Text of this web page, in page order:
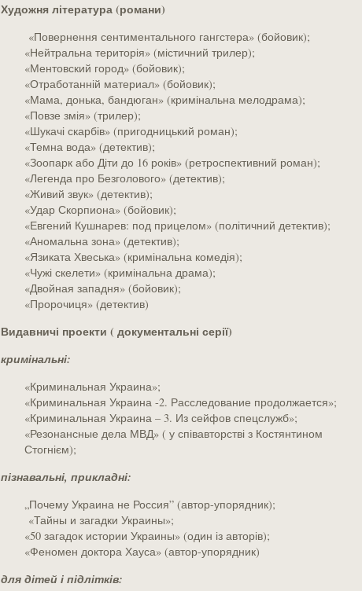
Художня література (романи)
«Повернення сентиментального гангстера» (бойовик);
«Нейтральна територія» (містичний трилер);
«Ментовский город» (бойовик);
«Отработанній материал» (бойовик);
«Мама, донька, бандюган» (кримінальна мелодрама);
«Повзе змія» (трилер);
«Шукачі скарбів» (пригодницький роман);
«Темна вода» (детектив);
«Зоопарк або Діти до 16 років» (ретроспективний роман);
«Легенда про Безголового» (детектив);
«Живий звук» (детектив);
«Удар Скорпиона» (бойовик);
«Евгений Кушнарев: под прицелом» (політичний детектив);
«Аномальна зона» (детектив);
«Язиката Хвеська» (кримінальна комедія);
«Чужі скелети» (кримінальна драма);
«Двойная западня» (бойовик);
«Пророчиця» (детектив)
Видавничі проекти ( документальні серії)
кримінальні:
«Криминальная Украина»;
«Криминальная Украина -2. Расследование продолжается»;
«Криминальная Украина – 3. Из сейфов спецслужб»;
«Резонансные дела МВД» ( у співавторстві з Костянтином
Стогнієм);
пізнавальні, прикладні:
„Почему Украина не Россия” (автор-упорядник);
«Тайны и загадки Украины»;
«50 загадок истории Украины» (один із авторів);
«Феномен доктора Хауса» (автор-упорядник)
для дітей і підлітків: